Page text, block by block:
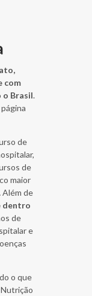
com
Brasil.
de
de
maior
Além de
dentro
de
e
o que